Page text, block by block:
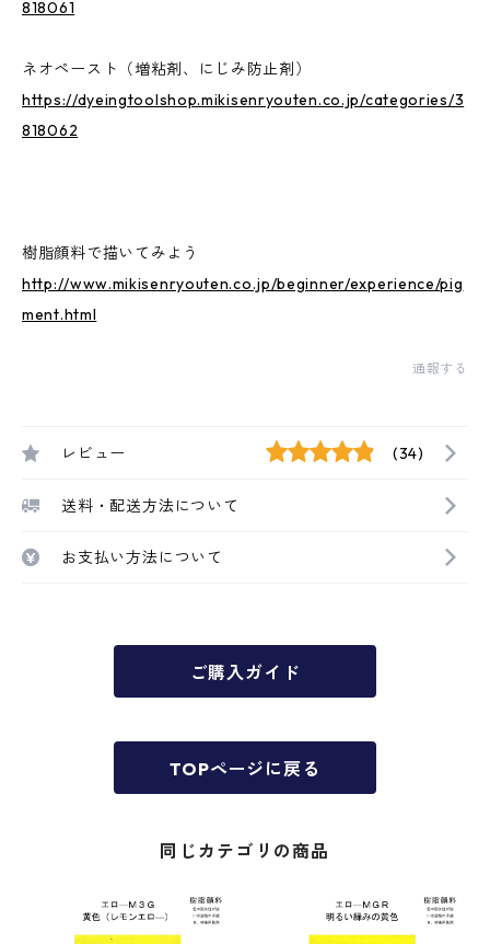
818061
ネオペースト（増粘剤、にじみ防止剤）
https://dyeingtoolshop.mikisenryouten.co.jp/categories/3
818062
樹脂顔料で描いてみよう
http://www.mikisenryouten.co.jp/beginner/experience/pig
ment.html
通報する
レビュー (34)
送料・配送方法について
お支払い方法について
ご購入ガイド
TOPページに戻る
同じカテゴリの商品